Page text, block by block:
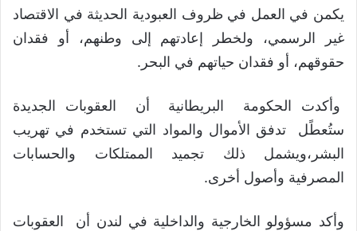
يكمن في العمل في ظروف العبودية الحديثة في الاقتصاد
غير الرسمي، ولخطر إعادتهم إلى وطنهم، أو فقدان
حقوقهم، أو فقدان حياتهم في البحر.
وأكدت الحكومة البريطانية أن العقوبات الجديدة
ستُعطًل تدفق الأموال والمواد التي تستخدم في تهريب
البشر،ويشمل ذلك تجميد الممتلكات والحسابات
المصرفية وأصول أخرى.
وأكد مسؤولو الخارجية والداخلية في لندن أن العقوبات